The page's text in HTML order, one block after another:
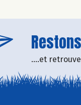
....et